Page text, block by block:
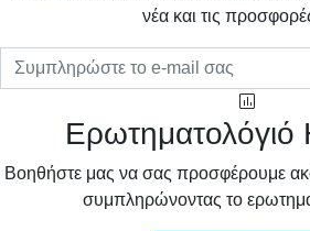
νέα και τις
Ερωτηματολόγιό
Βοηθήστε μας να σας προσφέρουμε
συμπληρώνοντας το